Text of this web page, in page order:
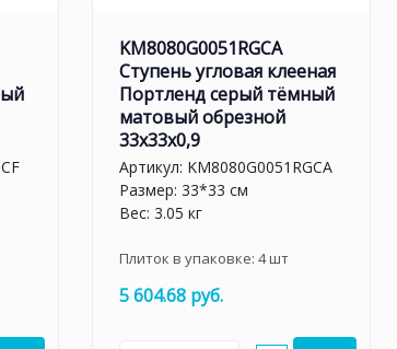
KM8080G0051RGCA
Ступень угловая клееная
Портленд серый тёмный
матовый обрезной
33x33x0,9
Артикул: KM8080G0051RGCA
Размер: 33*33 см
Вес: 3.05 кг
Плиток в упаковке: 4шт
5 604.68 руб.